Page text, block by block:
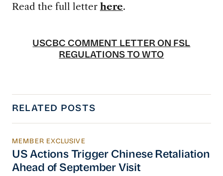
Read the full letter here.
USCBC COMMENT LETTER ON FSL
REGULATIONS TO WTO
RELATED POSTS
US Actions Trigger Chinese Retaliation
MEMBER EXCLUSIVE
US Actions Trigger Chinese Retaliation
Ahead of September Visit